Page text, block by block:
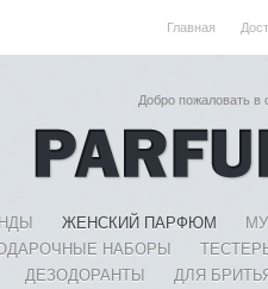
Главная
Добро пожаловать
ЖЕНСКИЙ ПАРФЮМ
НАБОРЫ
ДЕЗОДОРАНТЫ
ДЛЯ